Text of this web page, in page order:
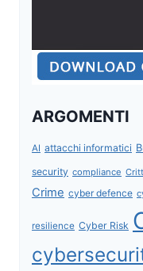
ARGOMENTI
AI attacchi informatici
security compliance
Crime cyber defence
resilience Cyber Risk